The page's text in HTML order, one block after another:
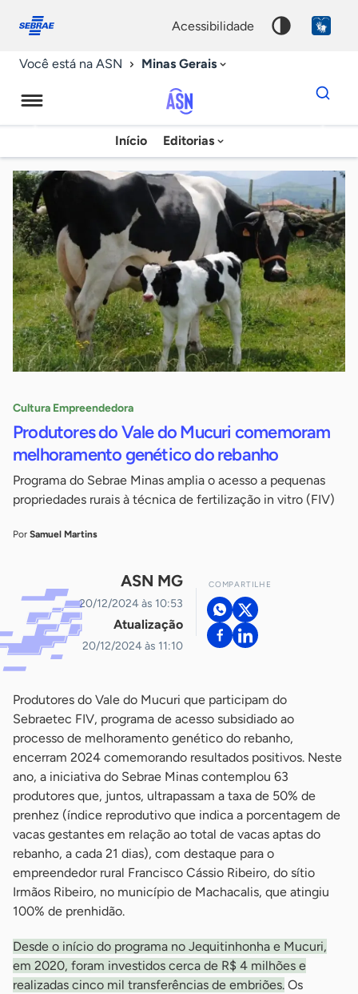
conosco
acessibilidade
Você está na ASN Minas Gerais
Agência
Sebrae
de
Notícias
Início Editorias
Dados
para
chave
Cultura Empreendedora
Produtores do Vale do Mucuri comemoram
melhoramento genético do rebanho
Programa do Sebrae Minas amplia o acesso a pequenas
propriedades rurais à técnica de fertilização in vitro (FIV)
Por Samuel Martins
ASN MG
20/12/2024 às 10:53
Atualização
20/12/2024 às 11:10
COMPARTILHE
Produtores do Vale do Mucuri que participam do
Sebraetec FIV, programa de acesso subsidiado ao
processo de melhoramento genético do rebanho,
encerram 2024 comemorando resultados positivos. Neste
ano, a iniciativa do Sebrae Minas contemplou 63
produtores que, juntos, ultrapassam a taxa de 50% de
prenhez (índice reprodutivo que indica a porcentagem de
vacas gestantes em relação ao total de vacas aptas do
rebanho, a cada 21 dias), com destaque para o
empreendedor rural Francisco Cássio Ribeiro, do sítio
Irmãos Ribeiro, no município de Machacalis, que atingiu
100% de prenhidão.
Desde o início do programa no Jequitinhonha e Mucuri,
em 2020, foram investidos cerca de R$ 4 milhões e
realizadas cinco mil transferências de embriões. Os